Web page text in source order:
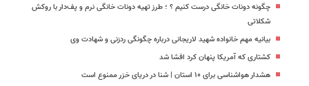
چگونه دونات خانگی درست کنیم ؟ ؛ طرز تهیه دونات خانگی نرم و پف‌دار با روکش
شکلاتی
بیانیه مهم خانواده شهید لاریجانی درباره چگونگی ردزنی و شهادت وی
کشتاری که آمریکا پنهان کرد افشا شد
هشدار هواشناسی برای ۱۰ استان | شنا در دریای خزر ممنوع است